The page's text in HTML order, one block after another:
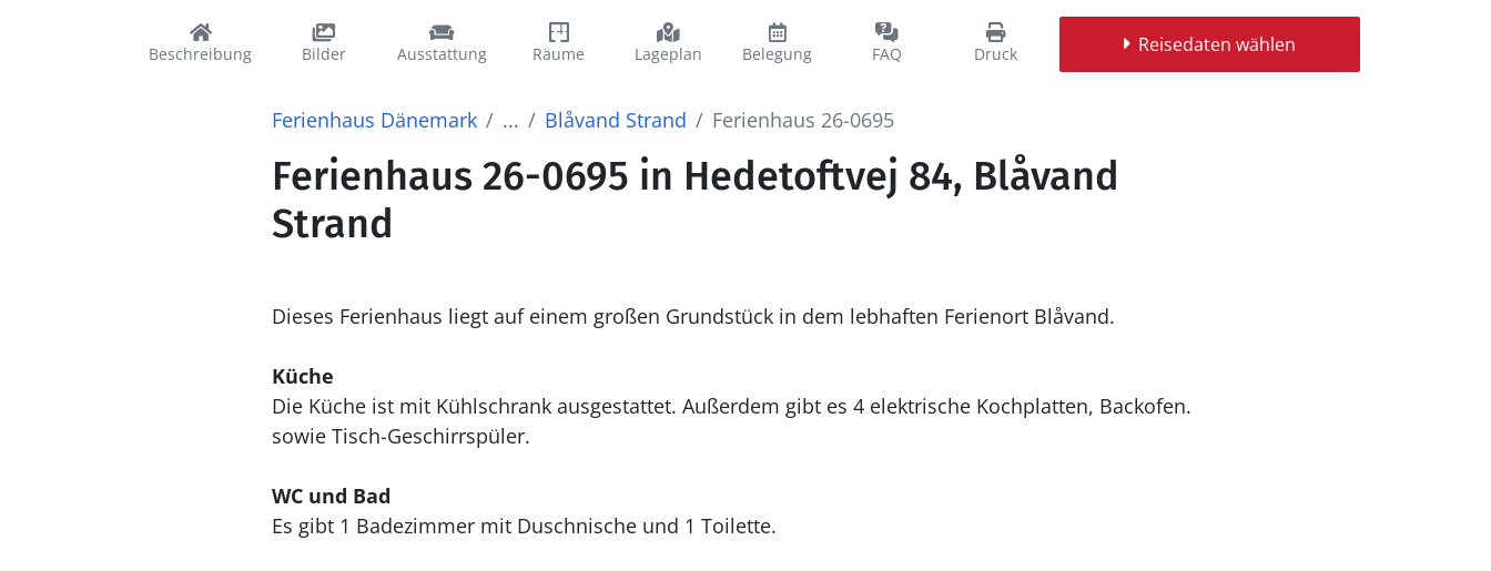
Beschreibung Bilder Ausstattung Räume Lageplan Belegung FAQ Druck Reisedaten wählen
Ferienhaus Dänemark ... Blåvand Strand Ferienhaus 26-0695
Ferienhaus 26-0695 in Hedetoftvej 84, Blåvand
Strand
Dieses Ferienhaus liegt auf einem großen Grundstück in dem lebhaften Ferienort Blåvand.
Küche
Die Küche ist mit Kühlschrank ausgestattet. Außerdem gibt es 4 elektrische Kochplatten, Backofen.
sowie Tisch-Geschirrspüler.
WC und Bad
Es gibt 1 Badezimmer mit Duschnische und 1 Toilette.